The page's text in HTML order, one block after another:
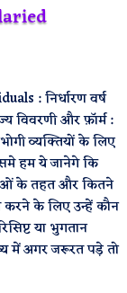
: निर्धारण वर्ष
विवरणी और फ़ॉर्म :
व्यक्तियों के लिए
हम ये जानेगे कि
के तहत और कितने
करने के लिए उन्हें कौन
या भुगतान
में अगर जरूरत पड़े तो